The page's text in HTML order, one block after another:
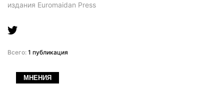
издания Euromaidan Press
Всего: 1 публикация
МНЕНИЯ